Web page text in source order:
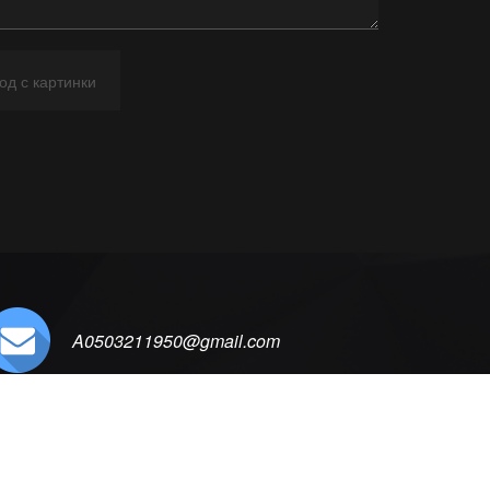
A0503211950@gmail.com